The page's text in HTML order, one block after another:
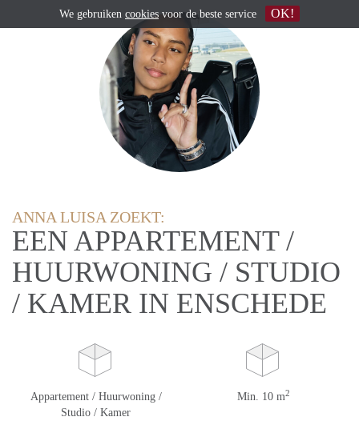
ANNA LUISA ZOEKT:
EEN APPARTEMENT /
HUURWONING / STUDIO
/ KAMER IN ENSCHEDE
Appartement / Huurwoning /
Studio / Kamer
Min. 10 m2
We gebruiken cookies voor de beste service OK!